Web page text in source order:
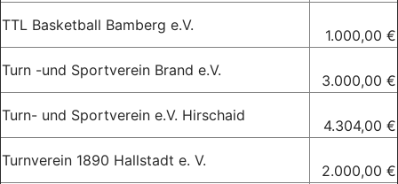
TTL Basketball Bamberg e.V.
1.000,00 €
Turn -und Sportverein Brand e.V.
3.000,00 €
Turn- und Sportverein e.V. Hirschaid
4.304,00 €
Turnverein 1890 Hallstadt e. V.
2.000,00 €